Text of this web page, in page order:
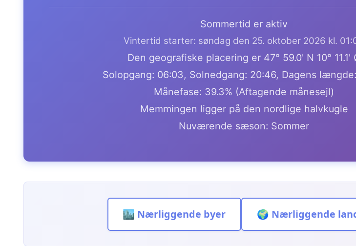
Sommertid er aktiv
Vintertid starter: søndag den 25. oktober 2026 kl.
Den geografiske placering er 47° 59.0' N 10° 11.1'
Solopgang: 06:03, Solnedgang: 20:46, Dagens
Månefase: 39.3% (Aftagende månesejl)
Memmingen ligger på den nordlige halvkugle
Nuværende sæson: Sommer
🏙️ Nærliggende byer 🌍 Nærliggende